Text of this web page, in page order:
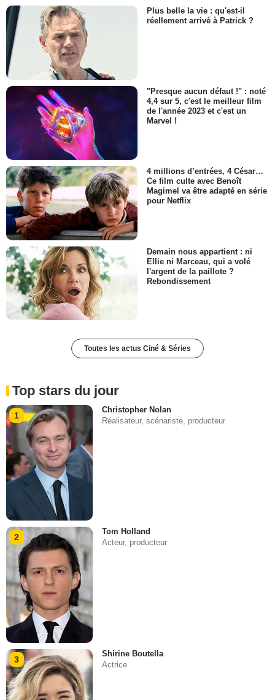
Plus belle la vie : qu'est-il
réellement arrivé à Patrick ?
"Presque aucun défaut !" : noté
4,4 sur 5, c'est le meilleur film
de l'année 2023 et c'est un
Marvel !
4 millions d’entrées, 4 César…
Ce film culte avec Benoît
Magimel va être adapté en série
pour Netflix
Demain nous appartient : ni
Ellie ni Marceau, qui a volé
l'argent de la paillote ?
Rebondissement
Toutes les actus Ciné & Séries
Top stars du jour
1
Christopher Nolan
Réalisateur, scénariste, producteur
2
Tom Holland
Acteur, producteur
3
Shirine Boutella
Actrice